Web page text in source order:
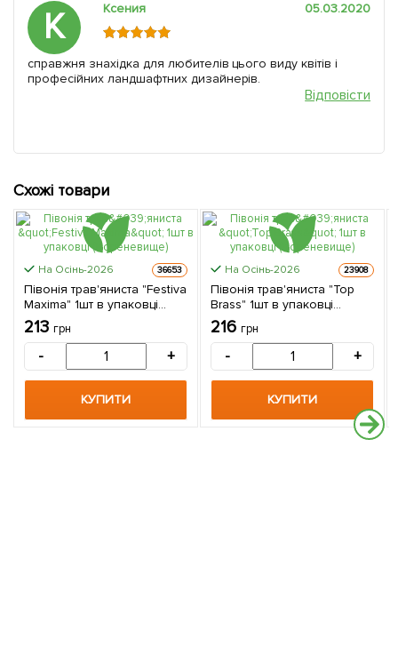
К Ксения 05.03.2020
справжня знахідка для любителів цього виду квітів і
професійних ландшафтних дизайнерів.
Відповісти
Схожі товари
На Осінь-2026 36653
Півонія трав'яниста "Festiva
Maxima" 1шт в упаковці
(Кореневище)
213 грн
- +
КУПИТИ
На Осінь-2026 23908
Півонія трав'яниста "Top
Brass" 1шт в упаковці
(Кореневище)
216 грн
- +
КУПИТИ